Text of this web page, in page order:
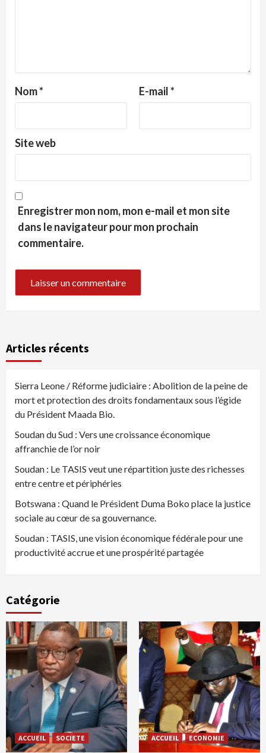
Nom* E-mail*
Site web
Enregistrer mon nom, mon e-mail et mon site
dans le navigateur pour mon prochain
commentaire.
Articles récents
Sierra Leone / Réforme judiciaire : Abolition de la peine de
mort et protection des droits fondamentaux sous l’égide
du Président Maada Bio.
Soudan du Sud : Vers une croissance économique
affranchie de l’or noir
Soudan : Le TASIS veut une répartition juste des richesses
entre centre et périphéries
Botswana : Quand le Président Duma Boko place la justice
sociale au cœur de sa gouvernance.
Soudan : TASIS, une vision économique fédérale pour une
productivité accrue et une prospérité partagée
Catégorie
ACCUEIL SOCIETE ACCUEIL ECONOMIE